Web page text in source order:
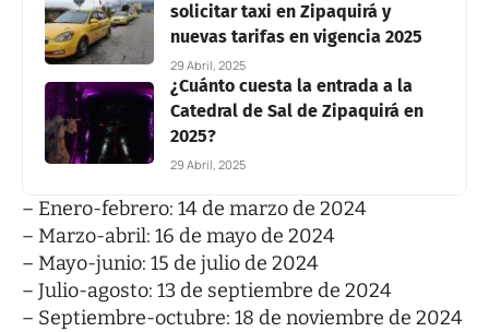
solicitar taxi en Zipaquirá y
nuevas tarifas en vigencia 2025
29 Abril, 2025
¿Cuánto cuesta la entrada a la
Catedral de Sal de Zipaquirá en
2025?
29 Abril, 2025
– Enero-febrero: 14 de marzo de 2024
– Marzo-abril: 16 de mayo de 2024
– Mayo-junio: 15 de julio de 2024
– Julio-agosto: 13 de septiembre de 2024
– Septiembre-octubre: 18 de noviembre de 2024